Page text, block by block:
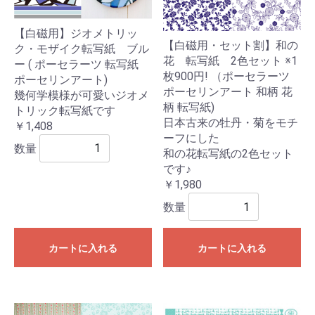
【白磁用】ジオメトリッ
ク・モザイク転写紙 ブル
ー ( ポーセラーツ 転写紙
ポーセリンアート)
幾何学模様が可愛いジオメ
トリック転写紙です
￥1,408
数量
カートに入れる
【白磁用・セット割】和の
花 転写紙 2色セット ※1
枚900円! （ポーセラーツ
ポーセリンアート 和柄 花
柄 転写紙)
日本古来の牡丹・菊をモチ
ーフにした
和の花転写紙の2色セット
です♪
￥1,980
数量
カートに入れる